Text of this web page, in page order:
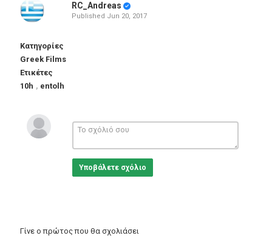
RC_Andreas
Published Jun 20, 2017
Κατηγορίες
Greek Films
Ετικέτες
10h , entolh
Υποβάλετε σχόλιο
Γίνε ο πρώτος που θα σχολιάσει